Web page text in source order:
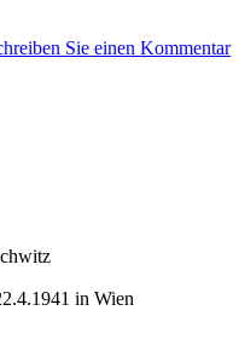
Sie einen Kommentarzu
in Wien